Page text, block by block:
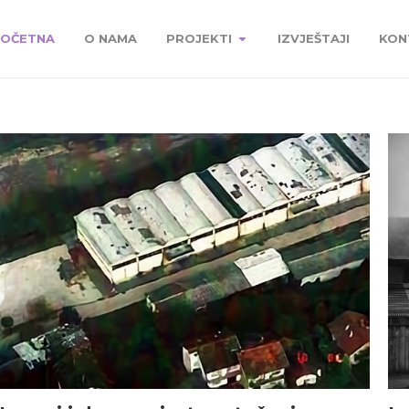
O NAMA PROJEKTI IZVJEŠTAJI